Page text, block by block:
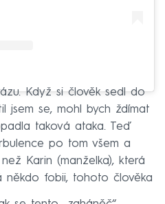
Když si člověk sedl do
jsem se, mohl bych ždímat
taková ataka. Teď
po tom všem a
Karin (manželka), která
někdo fobii, tohoto člověka